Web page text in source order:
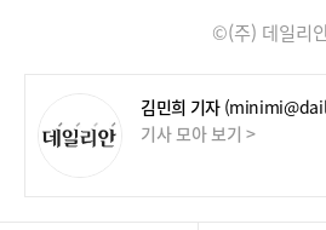
©(주) 데일리
김민희 기자
기사 모아 보기 >